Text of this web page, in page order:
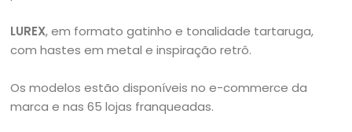
LUREX, em formato gatinho e tonalidade tartaruga,
com hastes em metal e inspiração retrô.
Os modelos estão disponíveis no e-commerce da
marca e nas 65 lojas franqueadas.